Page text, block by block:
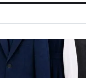
s
n
i
k
i